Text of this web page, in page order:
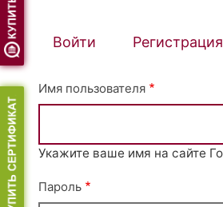
tabs
Войти (активная
Регистрация
Имя пользователя
Укажите ваше имя на сайте
Пароль